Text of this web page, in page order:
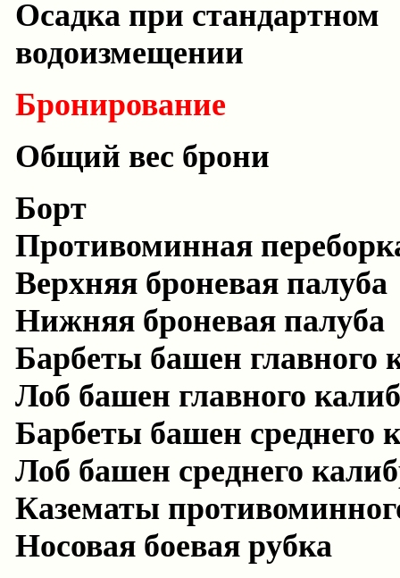
Осадка при стандартном
водоизмещении
Бронирование
Общий вес брони
Борт
Противоминная
Верхняя броневая палуба
Нижняя броневая палуба
Барбеты башен главного
Лоб башен главного
Барбеты башен среднего
Лоб башен среднего
Казематы
Носовая боевая рубка